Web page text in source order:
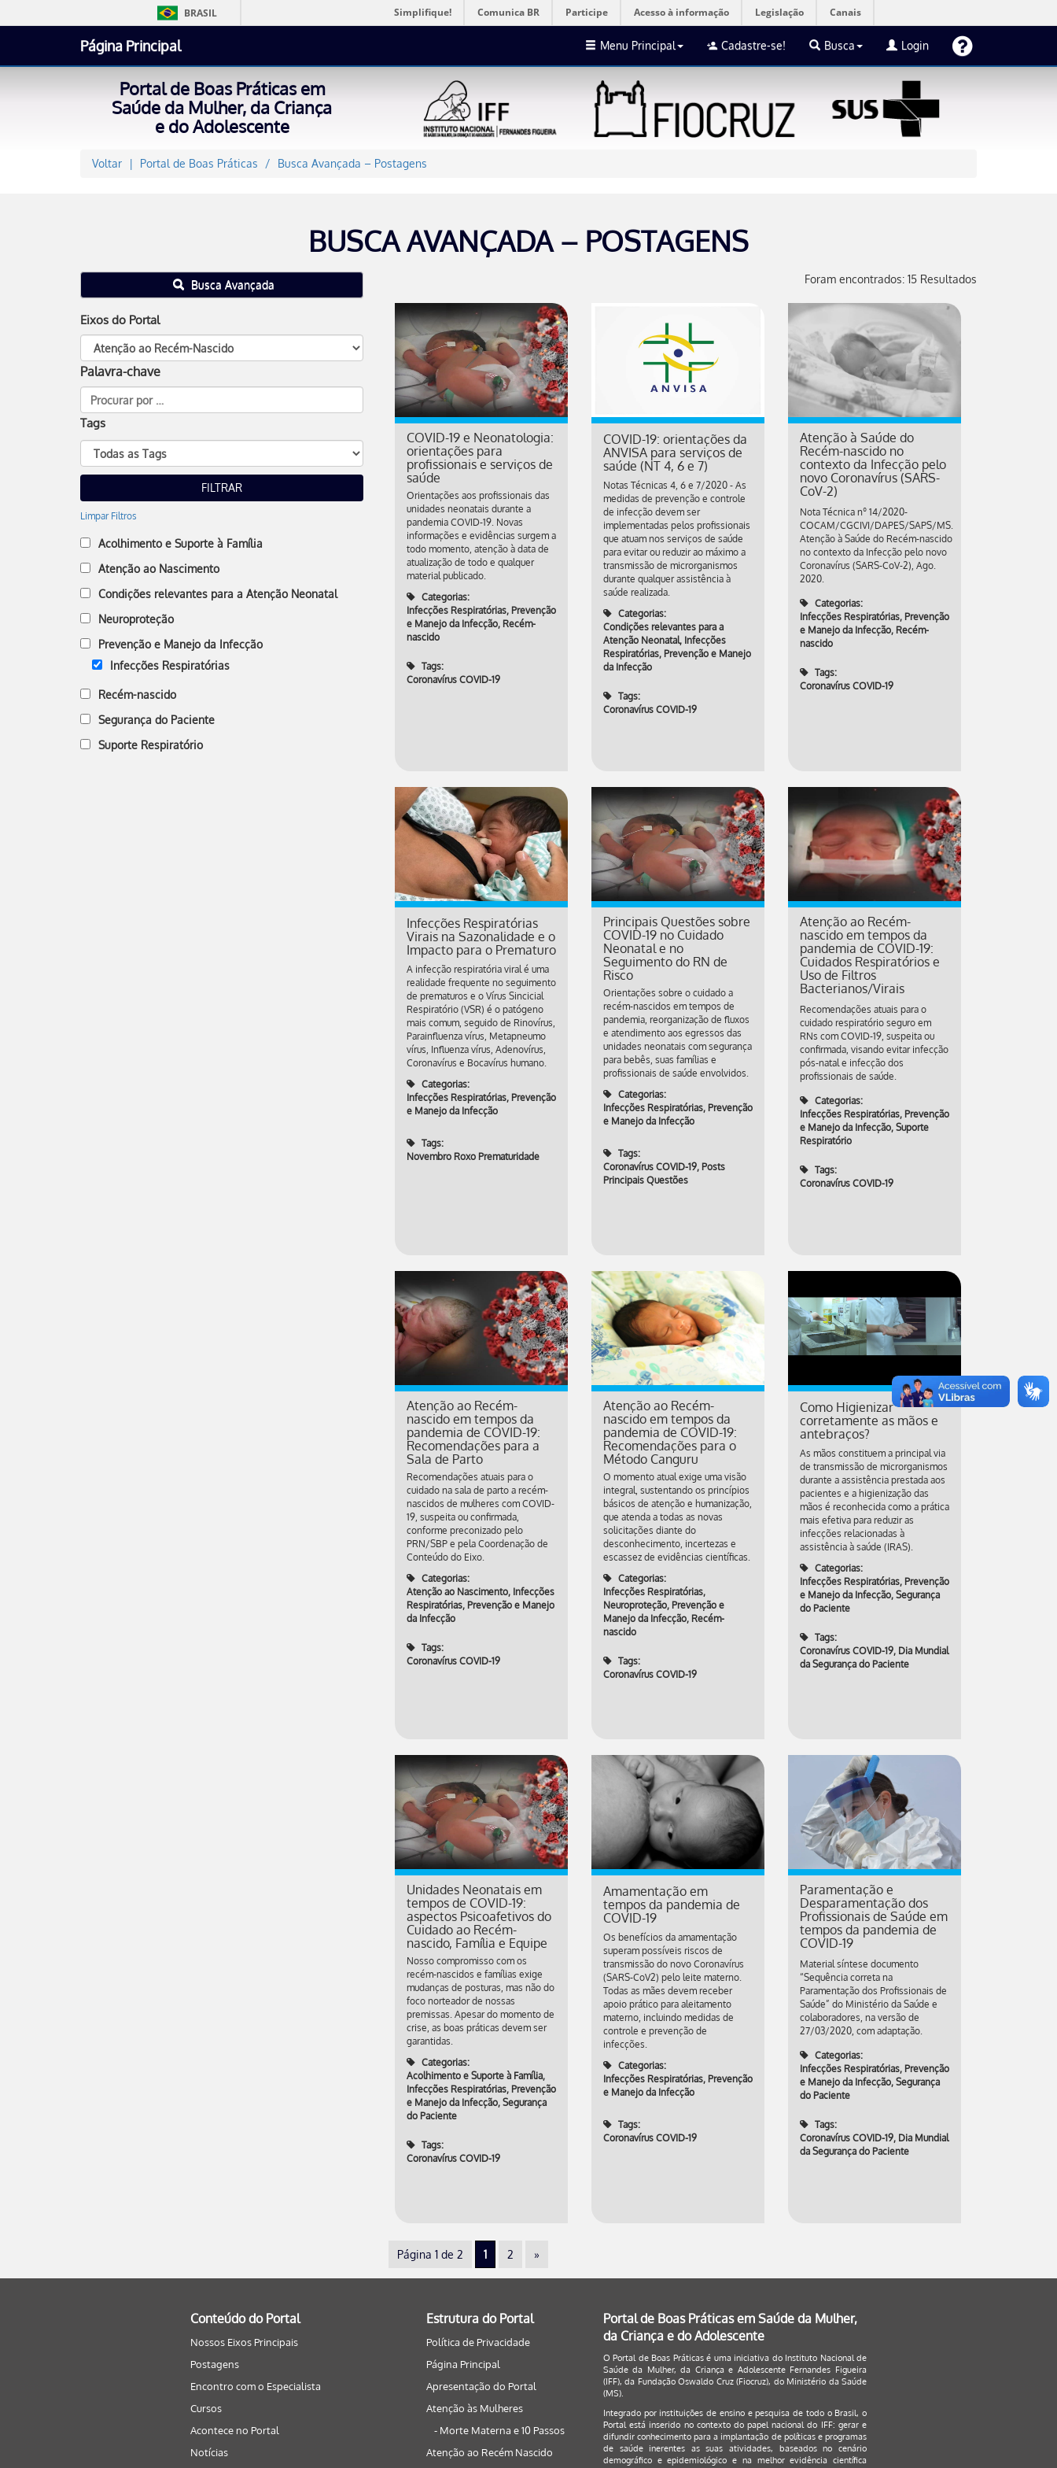
BRASIL Simplifique! Comunica BR Participe Acesso à informação Legislação Canais
Página Principal Menu Principal Cadastre-se! Busca Login
Portal de Boas Práticas em
Saúde da Mulher, da Criança
e do Adolescente
Voltar Portal de Boas Práticas Busca Avançada – Postagens
BUSCA AVANÇADA – POSTAGENS
Busca Avançada
Eixos do Portal
Palavra-chave
Tags
Limpar Filtros
Acolhimento e Suporte à Família
Atenção ao Nascimento
Condições relevantes para a Atenção Neonatal
Neuroproteção
Prevenção e Manejo da Infecção
Infecções Respiratórias
Recém-nascido
Segurança do Paciente
Suporte Respiratório
Foram encontrados: 15 Resultados
COVID-19 e Neonatologia:
orientações para
profissionais e serviços de
saúde
Orientações aos profissionais das
unidades neonatais durante a
pandemia COVID-19. Novas
informações e evidências surgem a
todo momento, atenção à data de
atualização de todo e qualquer
material publicado.
Categorias:
Infecções Respiratórias, Prevenção
e Manejo da Infecção, Recém-
nascido
Tags:
Coronavírus COVID-19
COVID-19: orientações da
ANVISA para serviços de
saúde (NT 4, 6 e 7)
Notas Técnicas 4, 6 e 7/2020 - As
medidas de prevenção e controle
de infecção devem ser
implementadas pelos profissionais
que atuam nos serviços de saúde
para evitar ou reduzir ao máximo a
transmissão de microrganismos
durante qualquer assistência à
saúde realizada.
Categorias:
Condições relevantes para a
Atenção Neonatal, Infecções
Respiratórias, Prevenção e Manejo
da Infecção
Tags:
Coronavírus COVID-19
Atenção à Saúde do
Recém-nascido no
contexto da Infecção pelo
novo Coronavírus (SARS-
CoV-2)
Nota Técnica nº 14/2020-
COCAM/CGCIVI/DAPES/SAPS/MS.
Atenção à Saúde do Recém-nascido
no contexto da Infecção pelo novo
Coronavírus (SARS-CoV-2), Ago.
2020.
Categorias:
Infecções Respiratórias, Prevenção
e Manejo da Infecção, Recém-
nascido
Tags:
Coronavírus COVID-19
Infecções Respiratórias
Virais na Sazonalidade e o
Impacto para o Prematuro
A infecção respiratória viral é uma
realidade frequente no seguimento
de prematuros e o Vírus Sincicial
Respiratório (VSR) é o patógeno
mais comum, seguido de Rinovírus,
Parainfluenza vírus, Metapneumo
vírus, Influenza vírus, Adenovírus,
Coronavírus e Bocavírus humano.
Categorias:
Infecções Respiratórias, Prevenção
e Manejo da Infecção
Tags:
Novembro Roxo Prematuridade
Principais Questões sobre
COVID-19 no Cuidado
Neonatal e no
Seguimento do RN de
Risco
Orientações sobre o cuidado a
recém-nascidos em tempos de
pandemia, reorganização de fluxos
e atendimento aos egressos das
unidades neonatais com segurança
para bebês, suas famílias e
profissionais de saúde envolvidos.
Categorias:
Infecções Respiratórias, Prevenção
e Manejo da Infecção
Tags:
Coronavírus COVID-19, Posts
Principais Questões
Atenção ao Recém-
nascido em tempos da
pandemia de COVID-19:
Cuidados Respiratórios e
Uso de Filtros
Bacterianos/Virais
Recomendações atuais para o
cuidado respiratório seguro em
RNs com COVID-19, suspeita ou
confirmada, visando evitar infecção
pós-natal e infecção dos
profissionais de saúde.
Categorias:
Infecções Respiratórias, Prevenção
e Manejo da Infecção, Suporte
Respiratório
Tags:
Coronavírus COVID-19
Atenção ao Recém-
nascido em tempos da
pandemia de COVID-19:
Recomendações para a
Sala de Parto
Recomendações atuais para o
cuidado na sala de parto a recém-
nascidos de mulheres com COVID-
19, suspeita ou confirmada,
conforme preconizado pelo
PRN/SBP e pela Coordenação de
Conteúdo do Eixo.
Categorias:
Atenção ao Nascimento, Infecções
Respiratórias, Prevenção e Manejo
da Infecção
Tags:
Coronavírus COVID-19
Atenção ao Recém-
nascido em tempos da
pandemia de COVID-19:
Recomendações para o
Método Canguru
O momento atual exige uma visão
integral, sustentando os princípios
básicos de atenção e humanização,
que atenda a todas as novas
solicitações diante do
desconhecimento, incertezas e
escassez de evidências científicas.
Categorias:
Infecções Respiratórias,
Neuroproteção, Prevenção e
Manejo da Infecção, Recém-
nascido
Tags:
Coronavírus COVID-19
Como Higienizar
corretamente as mãos e
antebraços?
As mãos constituem a principal via
de transmissão de microrganismos
durante a assistência prestada aos
pacientes e a higienização das
mãos é reconhecida como a prática
mais efetiva para reduzir as
infecções relacionadas à
assistência à saúde (IRAS).
Categorias:
Infecções Respiratórias, Prevenção
e Manejo da Infecção, Segurança
do Paciente
Tags:
Coronavírus COVID-19, Dia Mundial
da Segurança do Paciente
Unidades Neonatais em
tempos de COVID-19:
aspectos Psicoafetivos do
Cuidado ao Recém-
nascido, Família e Equipe
Nosso compromisso com os
recém-nascidos e famílias exige
mudanças de posturas, mas não do
foco norteador de nossas
premissas. Apesar do momento de
crise, as boas práticas devem ser
garantidas.
Categorias:
Acolhimento e Suporte à Família,
Infecções Respiratórias, Prevenção
e Manejo da Infecção, Segurança
do Paciente
Tags:
Coronavírus COVID-19
Amamentação em
tempos da pandemia de
COVID-19
Os benefícios da amamentação
superam possíveis riscos de
transmissão do novo Coronavírus
(SARS-CoV2) pelo leite materno.
Todas as mães devem receber
apoio prático para aleitamento
materno, incluindo medidas de
controle e prevenção de
infecções.
Categorias:
Infecções Respiratórias, Prevenção
e Manejo da Infecção
Tags:
Coronavírus COVID-19
Paramentação e
Desparamentação dos
Profissionais de Saúde em
tempos da pandemia de
COVID-19
Material síntese documento
“Sequência correta na
Paramentação dos Profissionais de
Saúde” do Ministério da Saúde e
colaboradores, na versão de
27/03/2020, com adaptação.
Categorias:
Infecções Respiratórias, Prevenção
e Manejo da Infecção, Segurança
do Paciente
Tags:
Coronavírus COVID-19, Dia Mundial
da Segurança do Paciente
Página 1 de 2 1 2 »
Conteúdo do Portal
Nossos Eixos Principais
Postagens
Encontro com o Especialista
Cursos
Acontece no Portal
Notícias
Estrutura do Portal
Política de Privacidade
Página Principal
Apresentação do Portal
Atenção às Mulheres
- Morte Materna e 10 Passos
Atenção ao Recém Nascido
Portal de Boas Práticas em Saúde da Mulher,
da Criança e do Adolescente
O Portal de Boas Práticas é uma iniciativa do Instituto Nacional de
Saúde da Mulher, da Criança e Adolescente Fernandes Figueira
(IFF), da Fundação Oswaldo Cruz (Fiocruz), do Ministério da Saúde
(MS).
Integrado por instituições de ensino e pesquisa de todo o Brasil, o
Portal está inserido no contexto do papel nacional do IFF: gerar e
difundir conhecimento para a implantação de políticas e programas
de saúde inerentes as suas atividades, baseados no cenário
demográfico e epidemiológico e na melhor evidência científica